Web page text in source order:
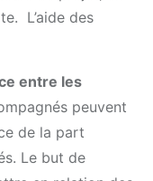
L’aide des
entre les
peuvent
de la part
Le but de